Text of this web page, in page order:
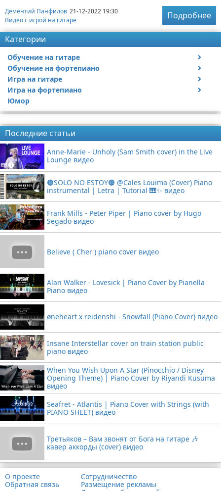
Дементий Панфилов 21-12-2022 19:30
Видео с игрой на гитаре
Подробнее
Категории
Обучение на гитаре
Видео обучение на гитаре
Обучение на фортепиано
Видео обучение на фортепиано
Игра на гитаре
Видео с игрой на гитаре
Статьи про гитары
Игра на фортепиано
Видео с игрой на фортепиано
Юмор
Последние статьи
Anne-Marie - Unholy (Sam Smith cover) in the Live
Lounge видео
🟠SOLO NO ESTOY🟠 @Cales Louima (Cover) Piano
instrumental | Letra | Tutorial 🎹✨ видео
Frank Mills - Peter Piper | Piano cover by Hugo
Segado видео
Believe ( Cher ) piano cover видео
Alan Walker - Lovesick | Piano Cover by Pianella
Piano видео
øneheart x reidenshi - Snowfall (Piano Cover) видео
Insane Interstellar cover on train station public
piano видео
When You Wish Upon A Star (Pinocchio / Disney
Opening Theme) | Piano Cover by Riyandi Kusuma
видео
Seafret - Atlantis | Piano Cover with Strings (with
PIANO SHEET) видео
Третьяков – Вам звонят от Бога на гитаре 🎶
кавер аккорды (cover) видео
О проекте
Обратная связь
Сотрудничество
Размещение рекламы